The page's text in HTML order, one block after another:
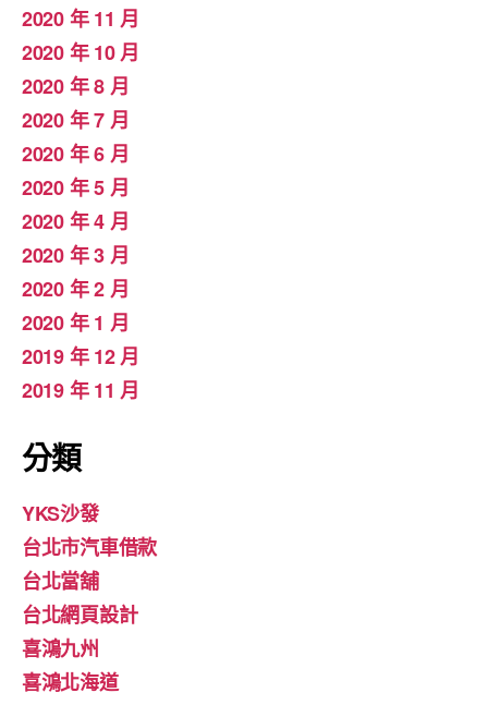
2020 年 11 月
2020 年 10 月
2020 年 8 月
2020 年 7 月
2020 年 6 月
2020 年 5 月
2020 年 4 月
2020 年 3 月
2020 年 2 月
2020 年 1 月
2019 年 12 月
2019 年 11 月
分類
YKS沙發
台北市汽車借款
台北當舖
台北網頁設計
喜鴻九州
喜鴻北海道